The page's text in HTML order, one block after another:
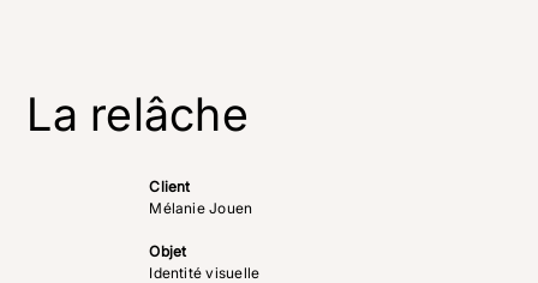
La relâche
Client
Mélanie Jouen
Objet
Identité visuelle